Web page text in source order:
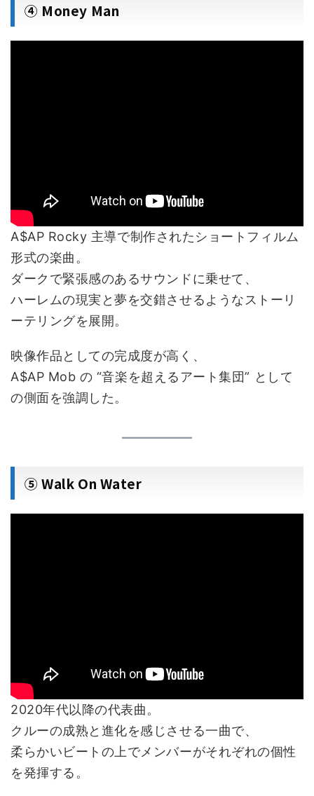
④ Money Man
A$AP Rocky 主導で制作されたショートフィルム
形式の楽曲。
ダークで緊張感のあるサウンドに乗せて、
ハーレムの現実と夢を交錯させるようなストーリ
ーテリングを展開。
映像作品としての完成度が高く、
A$AP Mob の “音楽を超えるアート集団” として
の側面を強調した。
⑤ Walk On Water
2020年代以降の代表曲。
クルーの成熟と進化を感じさせる一曲で、
柔らかいビートの上でメンバーがそれぞれの個性
を発揮する。